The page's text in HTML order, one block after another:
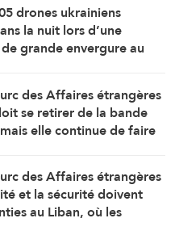
drones ukrainiens
la nuit lors d’une
grande envergure au
des Affaires étrangères
se retirer de la bande
elle continue de faire
des Affaires étrangères
et la sécurité doivent
au Liban, où les